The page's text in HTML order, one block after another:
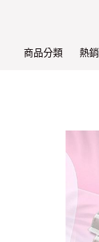
商品分類 熱